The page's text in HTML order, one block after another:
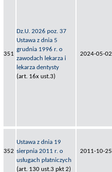
351
Dz.U. 2026 poz. 37
Ustawa z dnia 5
grudnia 1996 r. o
zawodach lekarza i
lekarza dentysty
(art. 16x ust.3)
2024-05-02
352
Ustawa z dnia 19
sierpnia 2011 r. o
usługach płatniczych
(art. 130 ust.3 pkt 2)
2011-10-25